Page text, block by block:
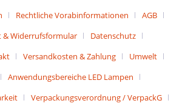
Rechtliche Vorabinformationen
AGB
& Widerrufsformular
Datenschutz
Versandkosten & Zahlung
Umwelt
Anwendungsbereiche LED Lampen
Verpackungsverordnung / VerpackG